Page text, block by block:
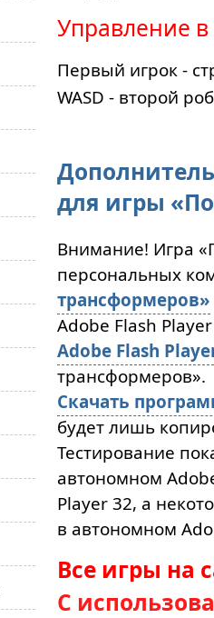
Управление в
Первый игрок -
WASD - второй
для игры
Внимание! Игра
персональных
трансформеров»
Adobe Flash
Adobe Flash
трансформеров».
Скачать
будет лишь
Тестирование
автономном
Player 32, а
в автономном
Все игры на
С